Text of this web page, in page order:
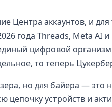
Центра аккаунтов, и для
года Threads, Meta AI
цифровой
то теперь
но для байера — это
цепочку устройств и